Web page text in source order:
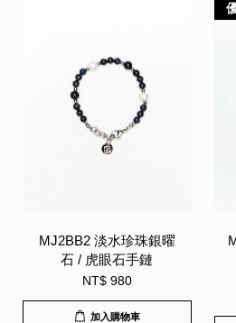
MJ2BB2 淡水珍珠銀曜
石 / 虎眼石手鏈
NT$ 980
加入購物車